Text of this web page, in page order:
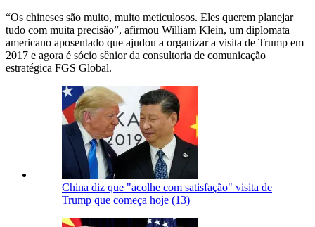
“Os chineses são muito, muito meticulosos. Eles querem planejar
tudo com muita precisão”, afirmou William Klein, um diplomata
americano aposentado que ajudou a organizar a visita de Trump em
2017 e agora é sócio sênior da consultoria de comunicação
estratégica FGS Global.
China diz que "acolhe com satisfação" visita de
Trump que começa hoje (13)